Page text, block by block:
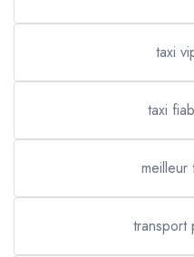
taxi
taxi
meilleur
transport